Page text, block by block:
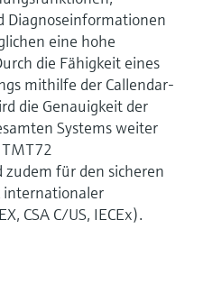
Diagnoseinformationen
eine hohe
die Fähigkeit eines
mithilfe der Callendar-
die Genauigkeit der
Systems weiter
für den sicheren
internationaler
CSA C/US, IECEx).